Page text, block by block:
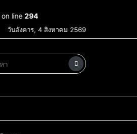
on line 294
วันอังคาร, 4 สิงหาคม 2569